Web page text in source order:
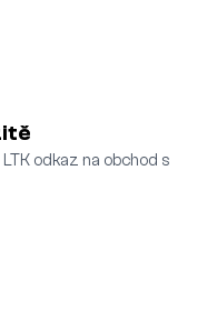
odkaz na obchod s